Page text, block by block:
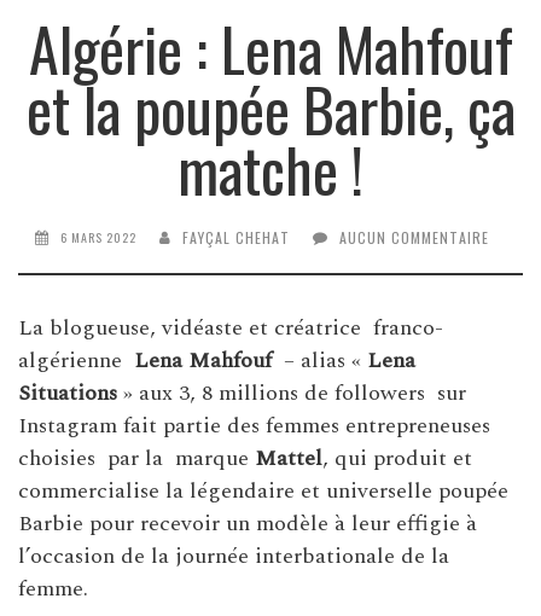
Algérie : Lena Mahfouf
et la poupée Barbie, ça
matche !
6 MARS 2022 FAYÇAL CHEHAT AUCUN COMMENTAIRE
La blogueuse, vidéaste et créatrice franco-
algérienne Lena Mahfouf– alias « Lena
Situations» aux 3, 8 millions de followers sur
Instagram fait partie des femmes entrepreneuses
choisies par la marque Mattel, qui produit et
commercialise la légendaire et universelle poupée
Barbie pour recevoir un modèle à leur effigie à
l’occasion de la journée interbationale de la
femme.